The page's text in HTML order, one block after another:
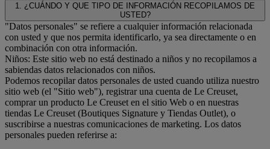
1. ¿CUÁNDO Y QUE TIPO DE INFORMACIÓN RECOPILAMOS DE
USTED?
"Datos personales" se refiere a cualquier información relacionada
con usted y que nos permita identificarlo, ya sea directamente o en
combinación con otra información.
Niños: Este sitio web no está destinado a niños y no recopilamos a
sabiendas datos relacionados con niños.
Podemos recopilar datos personales de usted cuando utiliza nuestro
sitio web (el "Sitio web"), registrar una cuenta de Le Creuset,
comprar un producto Le Creuset en el sitio Web o en nuestras
tiendas Le Creuset (Boutiques Signature y Tiendas Outlet), o
suscribirse a nuestras comunicaciones de marketing. Los datos
personales pueden referirse a: